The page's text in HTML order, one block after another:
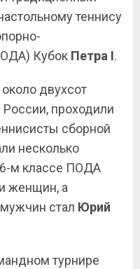
теннису
Кубок Петра I.
двухсот
России, проходили
сборной
несколько
м классе ПОДА
женщин, а
стал Юрий
турнире